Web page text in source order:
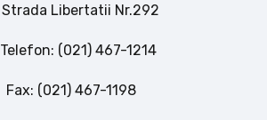
Strada Libertatii Nr.292
Telefon: (021) 467-1214
Fax: (021) 467-1198